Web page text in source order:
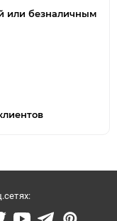
или безналичным